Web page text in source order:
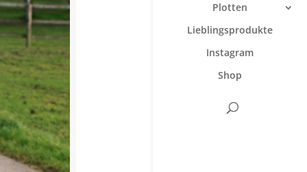
Plotten
Lieblingsprodukte
Instagram
Shop